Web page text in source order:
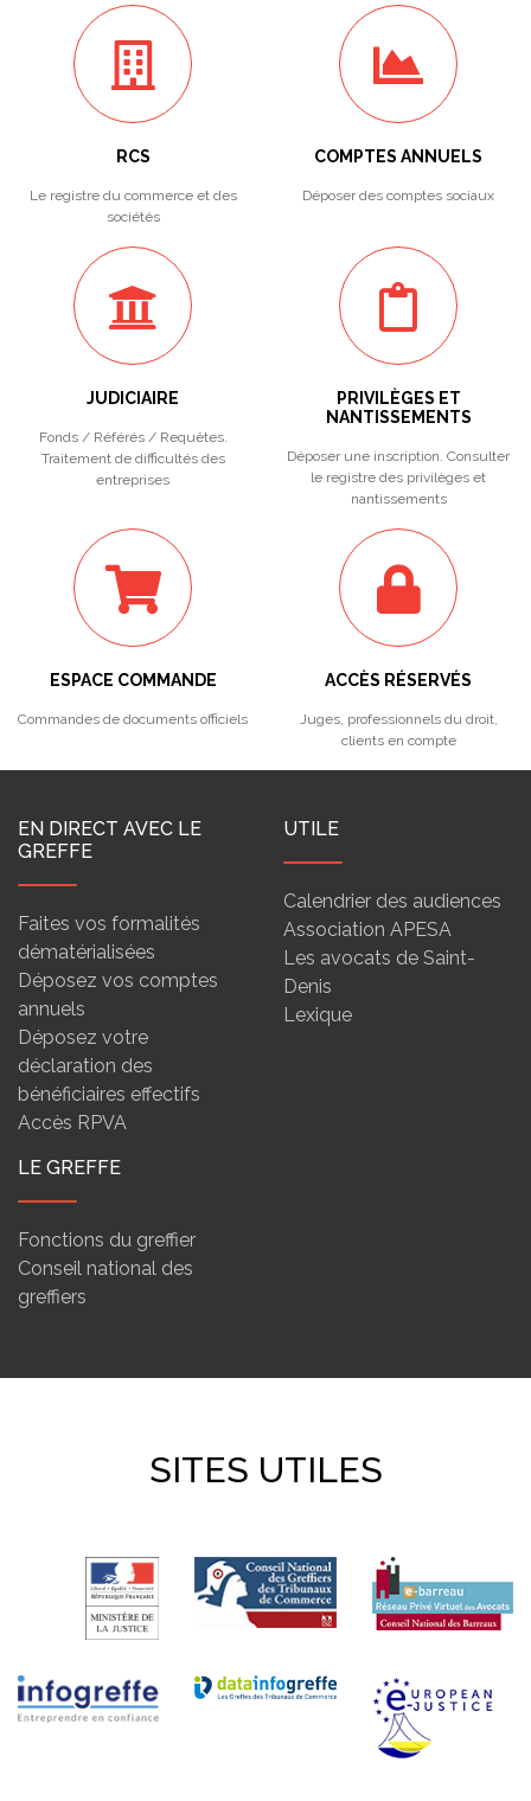
RCS
Le registre du commerce et des
sociétés
COMPTES ANNUELS
Déposer des comptes sociaux
JUDICIAIRE
Fonds / Référés / Requêtes.
Traitement de difficultés des
entreprises
PRIVILÈGES ET
NANTISSEMENTS
Déposer une inscription. Consulter
le registre des privilèges et
nantissements
ESPACE COMMANDE
Commandes de documents officiels
ACCÈS RÉSERVÉS
Juges, professionnels du droit,
clients en compte
EN DIRECT AVEC LE
GREFFE
Faites vos formalités
dématérialisées
Déposez vos comptes
annuels
Déposez votre
déclaration des
bénéficiaires effectifs
Accès RPVA
UTILE
Calendrier des audiences
Association APESA
Les avocats de Saint-
Denis
Lexique
LE GREFFE
Fonctions du greffier
Conseil national des
greffiers
SITES UTILES